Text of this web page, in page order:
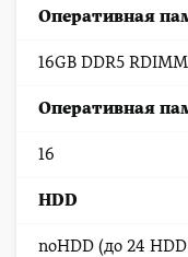
Оперативная
16GB DDR5
Оперативная
16
HDD
noHDD (до 24